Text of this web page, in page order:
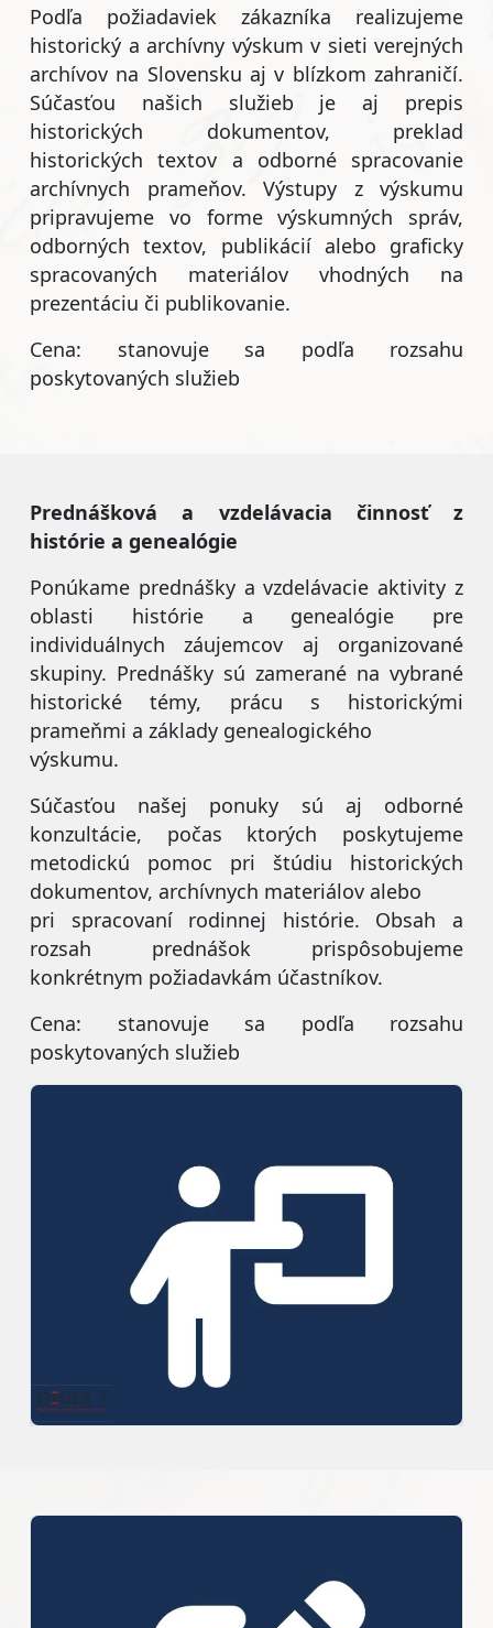
Podľa požiadaviek zákazníka realizujeme
historický a archívny výskum v sieti verejných
archívov na Slovensku aj v blízkom zahraničí.
Súčasťou našich služieb je aj prepis
historických dokumentov, preklad
historických textov a odborné spracovanie
archívnych prameňov. Výstupy z výskumu
pripravujeme vo forme výskumných správ,
odborných textov, publikácií alebo graficky
spracovaných materiálov vhodných na
prezentáciu či publikovanie.
Cena: stanovuje sa podľa rozsahu
poskytovaných služieb
Prednášková a vzdelávacia činnosť z
histórie a genealógie
Ponúkame prednášky a vzdelávacie aktivity z
oblasti histórie a genealógie pre
individuálnych záujemcov aj organizované
skupiny. Prednášky sú zamerané na vybrané
historické témy, prácu s historickými
prameňmi a základy genealogického
výskumu.
Súčasťou našej ponuky sú aj odborné
konzultácie, počas ktorých poskytujeme
metodickú pomoc pri štúdiu historických
dokumentov, archívnych materiálov alebo
pri spracovaní rodinnej histórie. Obsah a
rozsah prednášok prispôsobujeme
konkrétnym požiadavkám účastníkov.
Cena: stanovuje sa podľa rozsahu
poskytovaných služieb